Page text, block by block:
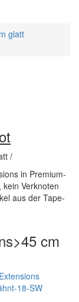
glatt
/
in Premium-
Verknoten
aus der Tape-
cm